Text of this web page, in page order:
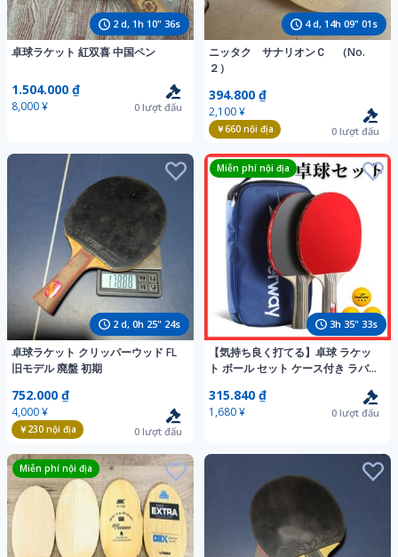
2 d, 1h 10" 34s
卓球ラケット 紅双喜 中国ペン
1.504.000 ₫
8,000 ¥ 0 lượt đấu
4d, 14h 08" 59 s
ニッタク サナリオンＣ （No.
２）
394.800 ₫
2,100 ¥
￥660nội địa 0 lượt đấu
2 d, 0h 25" 22s
卓球ラケット クリッパーウッド FL
旧モデル 廃盤 初期
752.000 ₫
4,000 ¥
￥230nội địa 0 lượt đấu
3h 35" 31s
Miễn phí nội địa
【気持ち良く打てる】卓球 ラケッ
ト ボール セット ケース付き ラバー
性能 サポート
315.840 ₫
1,680 ¥ 0 lượt đấu
Miễn phí nội địa